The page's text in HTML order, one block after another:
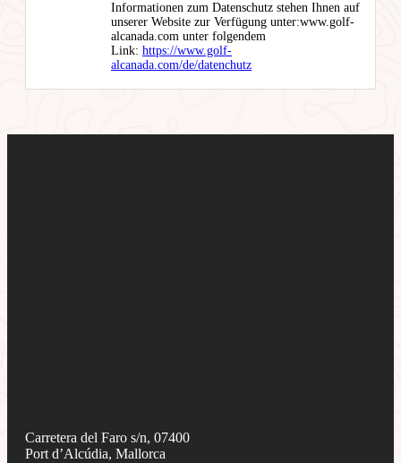
Informationen zum Datenschutz stehen Ihnen auf
unserer Website zur Verfügung unter:www.golf-
alcanada.com unter folgendem
Link: https://www.golf-
alcanada.com/de/datenchutz
Carretera del Faro s/n, 07400
Port d’Alcúdia, Mallorca